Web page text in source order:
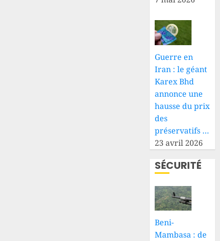
Guerre en
Iran : le géant
Karex Bhd
annonce une
hausse du prix
des
préservatifs …
23 avril 2026
SÉCURITÉ
Beni-
Mambasa : de